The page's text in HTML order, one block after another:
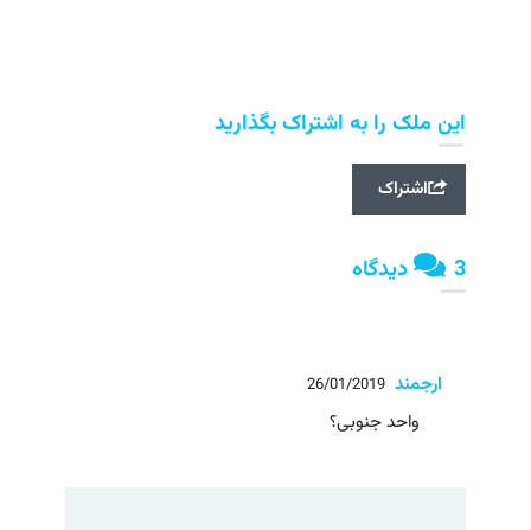
این ملک را به اشتراک بگذارید
اشتراک
3 دیدگاه
ارجمند 26/01/2019
واحد جنوبی؟